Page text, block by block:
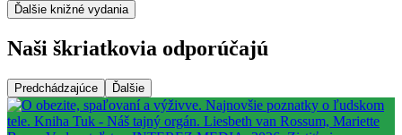
Ďalšie knižné vydania
Naši škriatkovia odporúčajú
Predchádzajúce Ďalšie